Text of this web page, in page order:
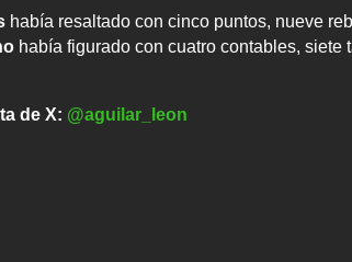
había resaltado con cinco puntos, nueve
había figurado con cuatro contables, siete
de X: @aguilar_leon